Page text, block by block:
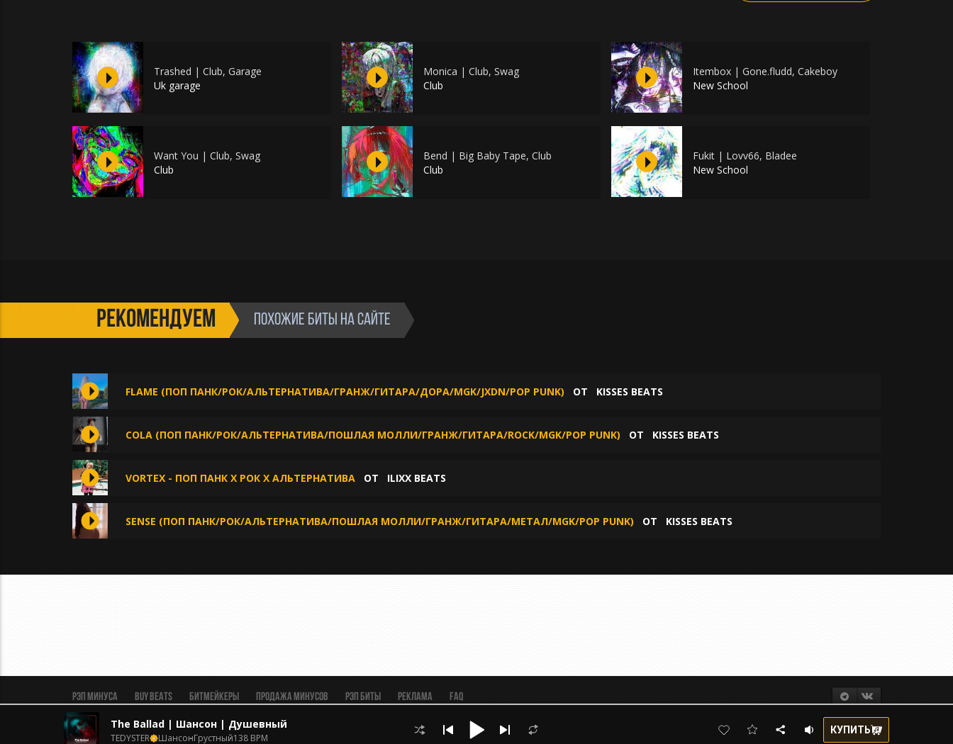
Trashed | Club, Garage
Uk garage
Monica | Club, Swag
Club
Itembox | Gone.fludd, Cakeboy
New School
Want You | Club, Swag
Club
Bend | Big Baby Tape, Club
Club
Fukit | Lovv66, Bladee
New School
РЕКОМЕНДУЕМ ПОХОЖИЕ БИТЫ НА САЙТЕ
FLAME (ПОП ПАНК/РОК/АЛЬТЕРНАТИВА/ГРАНЖ/ГИТАРА/ДОРА/MGK/JXDN/POP PUNK) ОТ KISSES BEATS
COLA (ПОП ПАНК/РОК/АЛЬТЕРНАТИВА/ПОШЛАЯ МОЛЛИ/ГРАНЖ/ГИТАРА/ROCK/MGK/POP PUNK) ОТ KISSES BEATS
VORTEX - ПОП ПАНК Х РОК Х АЛЬТЕРНАТИВА ОТ ILIXX BEATS
SENSE (ПОП ПАНК/РОК/АЛЬТЕРНАТИВА/ПОШЛАЯ МОЛЛИ/ГРАНЖ/ГИТАРА/МЕТАЛ/MGK/POP PUNK) ОТ KISSES BEATS
The Ballad | Шансон | Душевный
TEDYSTER ШансонГрустный138 BPM
КУПИТЬ
Рэп минуса BUY BEATS Битмейкеры Продажа минусов Рэп биты Реклама
FAQ
Пользовательское соглашение